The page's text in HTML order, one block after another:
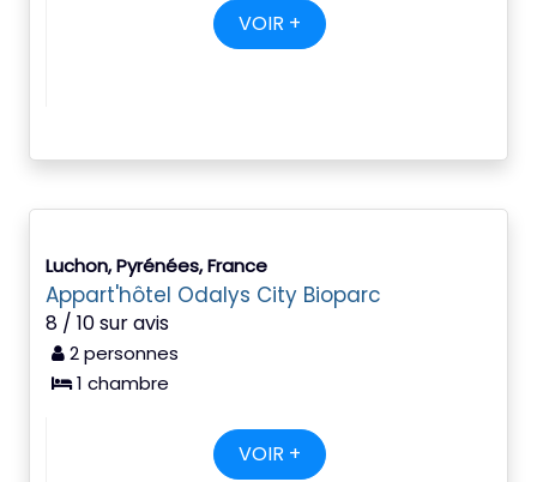
VOIR +
Luchon, Pyrénées, France
Appart'hôtel Odalys City Bioparc
8 / 10 sur avis
2 personnes
1 chambre
VOIR +